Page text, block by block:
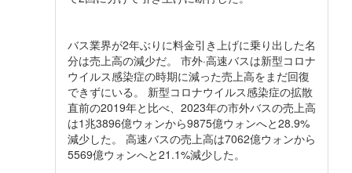
バス業界が2年ぶりに料金引き上げに乗り出した名
分は売上高の減少だ。 市外·高速バスは新型コロナ
ウイルス感染症の時期に減った売上高をまだ回復
できずにいる。 新型コロナウイルス感染症の拡散
直前の2019年と比べ、2023年の市外バスの売上高
は1兆3896億ウォンから9875億ウォンへと28.9%
減少した。 高速バスの売上高は7062億ウォンから
5569億ウォンへと21.1%減少した。